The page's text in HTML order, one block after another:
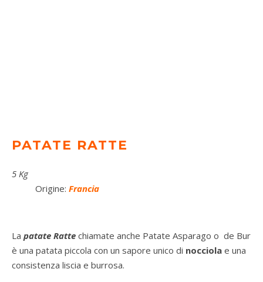
PATATE RATTE
5 Kg
Origine: Francia
La patate Ratte chiamate anche Patate Asparago o de Bur
è una patata piccola con un sapore unico di nocciola e una
consistenza liscia e burrosa.